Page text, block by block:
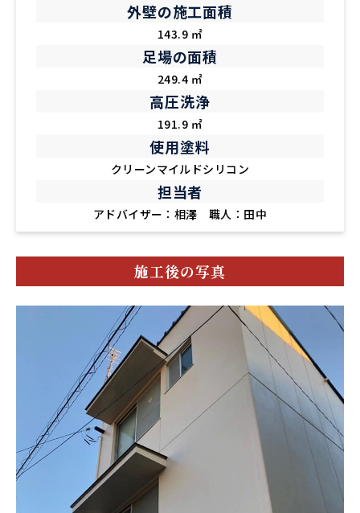
外壁の施工面積
143.9 ㎡
足場の面積
249.4 ㎡
高圧洗浄
191.9 ㎡
使用塗料
クリーンマイルドシリコン
担当者
アドバイザー：相澤 職人：田中
施工後の写真